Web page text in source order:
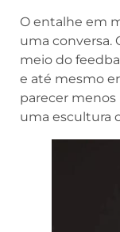
O entalhe em
uma conversa.
meio do
e até mesmo
parecer menos
uma escultura